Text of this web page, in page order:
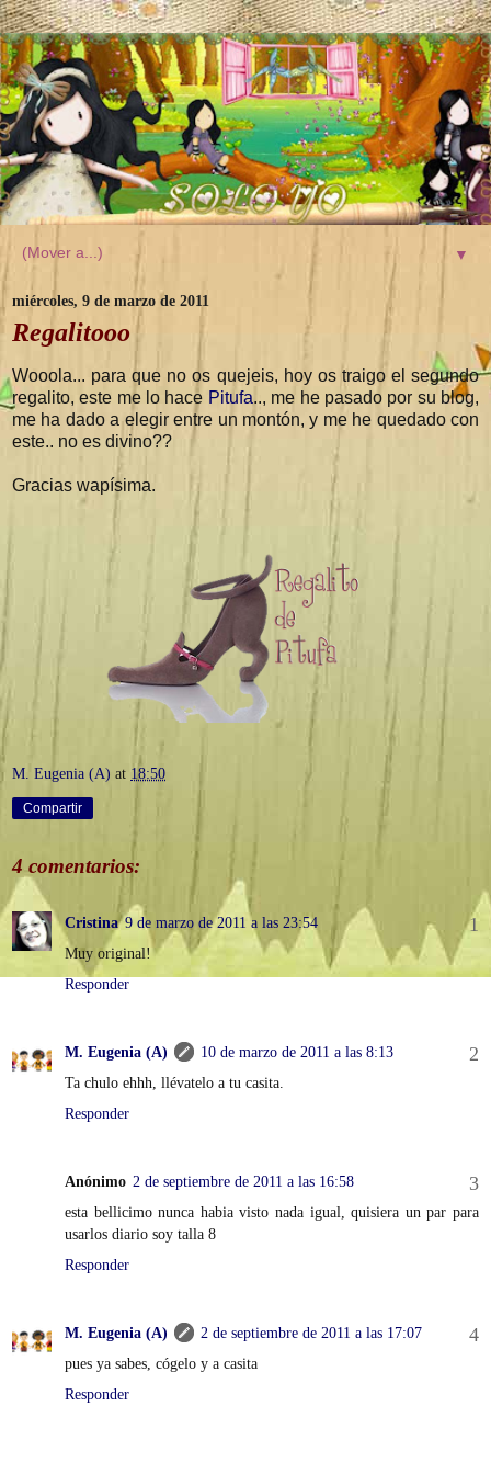
▼
miércoles, 9 de marzo de 2011
Regalitooo
Wooola... para que no os quejeis, hoy os traigo el segundo
regalito, este me lo hace Pitufa.., me he pasado por su blog,
me ha dado a elegir entre un montón, y me he quedado con
este.. no es divino??
Gracias wapísima.
M. Eugenia (A) at 18:50
Compartir
4 comentarios:
Cristina 9 de marzo de 2011 a las 23:54
Muy original!
Responder
M. Eugenia (A)
10 de marzo de 2011 a las 8:13
Ta chulo ehhh, llévatelo a tu casita.
Responder
Anónimo 2 de septiembre de 2011 a las 16:58
esta bellicimo nunca habia visto nada igual, quisiera un par para
usarlos diario soy talla 8
Responder
M. Eugenia (A)
2 de septiembre de 2011 a las 17:07
pues ya sabes, cógelo y a casita
Responder